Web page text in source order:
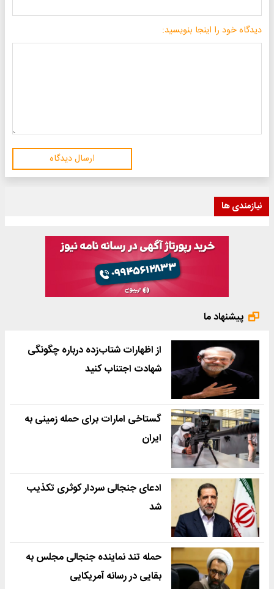
دیدگاه خود را اینجا بنویسید:
ارسال دیدگاه
نیازمندی ها
پیشنهاد ما
از اظهارات شتاب‌زده درباره چگونگی
شهادت اجتناب کنید
گستاخی امارات برای حمله زمینی به
ایران
ادعای جنجالی سردار کوثری تکذیب
شد
حمله تند نماینده جنجالی مجلس به
بقایی در رسانه آمریکایی